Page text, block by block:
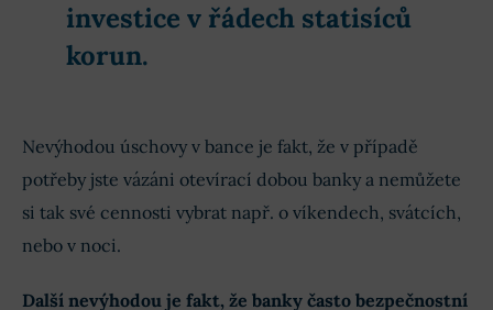
investice v řádech statisíců
korun.
Nevýhodou úschovy v bance je fakt, že v případě
potřeby jste vázáni otevírací dobou banky a nemůžete
si tak své cennosti vybrat např. o víkendech, svátcích,
nebo v noci.
Další nevýhodou je fakt, že banky často bezpečnostní